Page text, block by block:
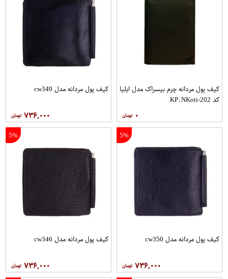
کیف پول مردانه چرم بیسراک مدل ایلیا
کد KP.NKoti-202
۰
کیف پول مردانه مدل cw349
۷۳۶,۰۰۰
5%
کیف پول مردانه مدل cw350
۷۳۶,۰۰۰
5%
کیف پول مردانه مدل cw346
۷۳۶,۰۰۰